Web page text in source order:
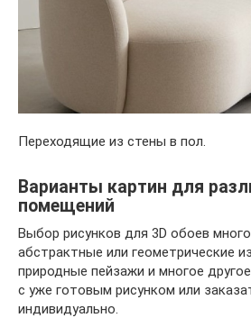
Переходящие из стены в пол.
Варианты картин для
помещений
Выбор рисунков для 3D обоев
абстрактные или геометрические
природные пейзажи и многое
с уже готовым рисунком или
индивидуально.